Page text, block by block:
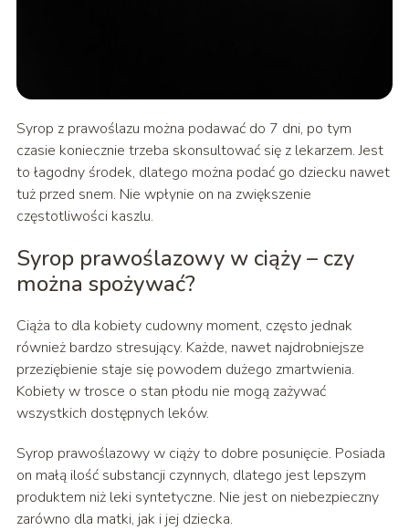
Syrop z prawoślazu można podawać do 7 dni, po tym
czasie koniecznie trzeba skonsultować się z lekarzem. Jest
to łagodny środek, dlatego można podać go dziecku nawet
tuż przed snem. Nie wpłynie on na zwiększenie
częstotliwości kaszlu.
Syrop prawoślazowy w ciąży – czy
można spożywać?
Ciąża to dla kobiety cudowny moment, często jednak
również bardzo stresujący. Każde, nawet najdrobniejsze
przeziębienie staje się powodem dużego zmartwienia.
Kobiety w trosce o stan płodu nie mogą zażywać
wszystkich dostępnych leków.
Syrop prawoślazowy w ciąży to dobre posunięcie. Posiada
on małą ilość substancji czynnych, dlatego jest lepszym
produktem niż leki syntetyczne. Nie jest on niebezpieczny
zarówno dla matki, jak i jej dziecka.